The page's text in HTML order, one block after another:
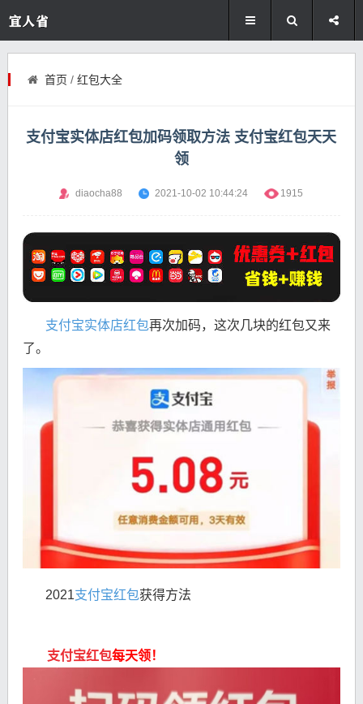
首页 / 红包大全
支付宝实体店红包加码领取方法 支付宝红包天天
领
diaocha88 2021-10-02 10:44:24 1915
支付宝实体店红包再次加码，这次几块的红包又来
了。
2021支付宝红包获得方法
支付宝红包每天领！